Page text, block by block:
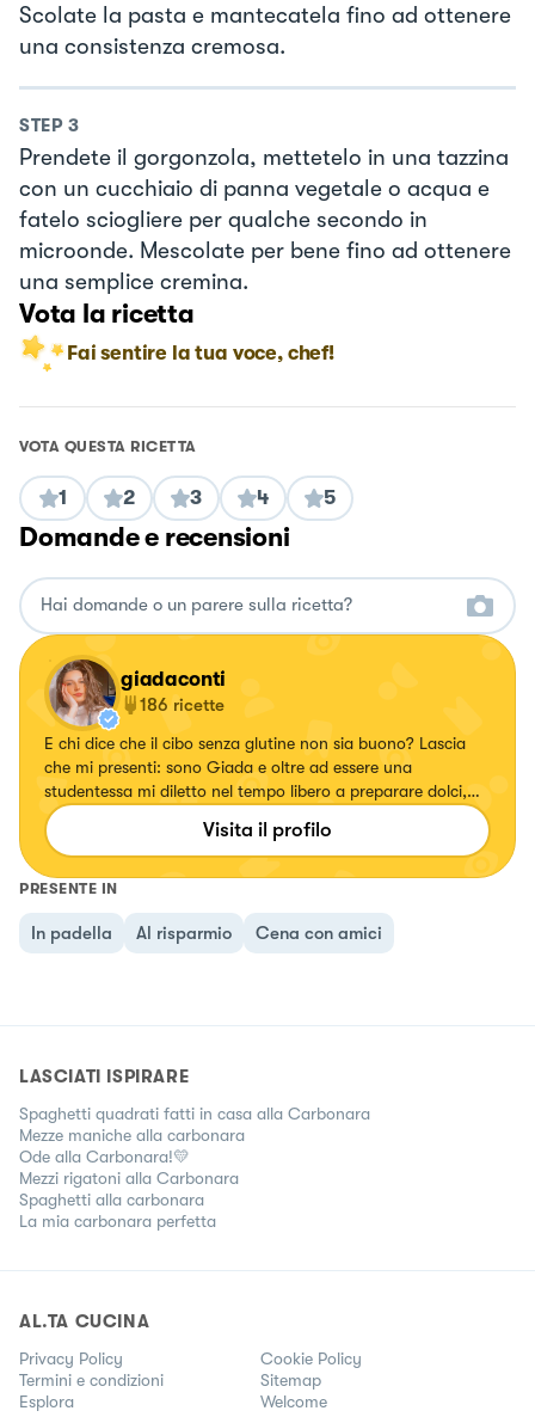
Scolate la pasta e mantecatela fino ad ottenere
una consistenza cremosa.
STEP 3
Prendete il gorgonzola, mettetelo in una tazzina
con un cucchiaio di panna vegetale o acqua e
fatelo sciogliere per qualche secondo in
microonde. Mescolate per bene fino ad ottenere
una semplice cremina.
Vota la ricetta
Fai sentire la tua voce, chef!
VOTA QUESTA RICETTA
1 2 3 4 5
Domande e recensioni
giadaconti
186 ricette
E chi dice che il cibo senza glutine non sia buono? Lascia
che mi presenti: sono Giada e oltre ad essere una
studentessa mi diletto nel tempo libero a preparare dolci,
primi piatti e finger food senza glutine per deliziare
soprattutto i palati di chi è allergico o intollerante al glutine.
Troverete però anche ricette contenenti glutine ✨ Mi trovi su
ig @ggiadaconti e TikTok @_ggiadaconti
Visita il profilo
PRESENTE IN
In padella Al risparmio Cena con amici
LASCIATI ISPIRARE
Spaghetti quadrati fatti in casa alla Carbonara
Mezze maniche alla carbonara
Ode alla Carbonara!💛
Mezzi rigatoni alla Carbonara
Spaghetti alla carbonara
La mia carbonara perfetta
AL.TA CUCINA
Privacy Policy
Cookie Policy
Termini e condizioni
Sitemap
Esplora
Welcome